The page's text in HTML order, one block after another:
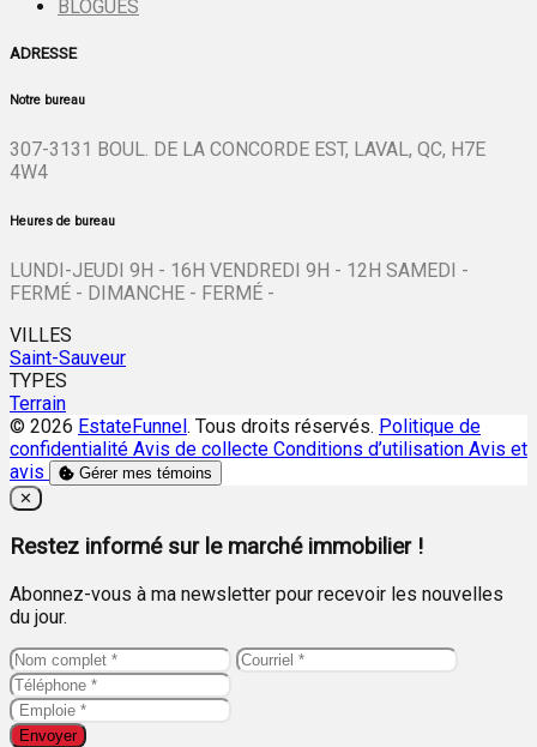
BLOGUES
ADRESSE
Notre bureau
307-3131 BOUL. DE LA CONCORDE EST, LAVAL, QC, H7E
4W4
Heures de bureau
LUNDI-JEUDI 9H - 16H VENDREDI 9H - 12H SAMEDI -
FERMÉ - DIMANCHE - FERMÉ -
VILLES
Saint-Sauveur
TYPES
Terrain
© 2026 EstateFunnel . Tous droits réservés. Politique de
confidentialité Avis de collecte Conditions d’utilisation Avis et
avis
Gérer mes témoins
Close
✕
Restez informé sur le marché immobilier !
Abonnez-vous à ma newsletter pour recevoir les nouvelles
du jour.
Envoyer